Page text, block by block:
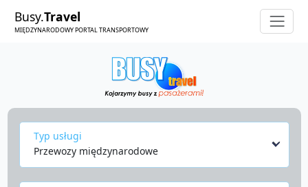
Busy.Travel
MIĘDZYNARODOWY PORTAL TRANSPORTOWY
Typ usługi
Przewozy międzynarodowe